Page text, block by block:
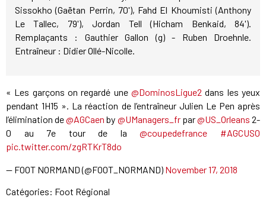
Sissokho (Gaëtan Perrin, 70'), Fahd El Khoumisti (Anthony
Le Tallec, 79'), Jordan Tell (Hicham Benkaid, 84').
Remplaçants : Gauthier Gallon (g) - Ruben Droehnle.
Entraîneur : Didier Ollé-Nicolle.
« Les garçons on regardé une @DominosLigue2 dans les yeux
pendant 1H15 ». La réaction de l’entraîneur Julien Le Pen après
l’élimination de@AGCaen by @UManagers_frpar@US_Orleans 2-
0 au 7e tour de la@coupedefrance
#AGCUSO
pic.twitter.com/zgRTKrT8do
— FOOT NORMAND (@FOOT_NORMAND) November 17, 2018
Catégories: Foot Régional